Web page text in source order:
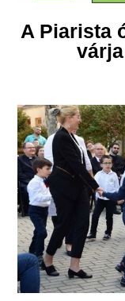
A Piarista